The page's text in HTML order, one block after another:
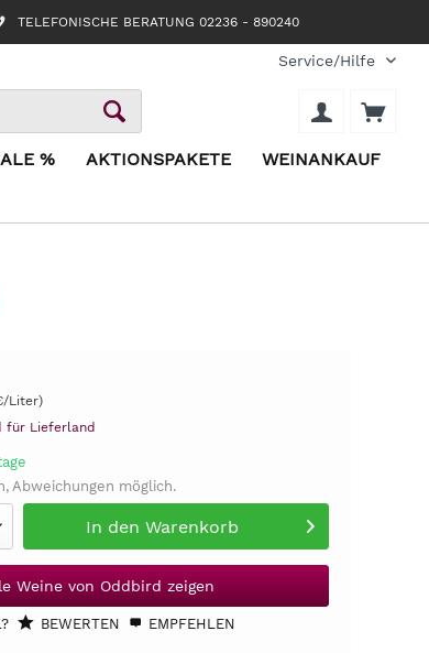
TELEFONISCHE BERATUNG 02236 - 890240
Service/Hilfe
% AKTIONSPAKETE WEINANKAUF
Liter)
für Lieferland
Abweichungen möglich.
In den Warenkorb
Weine von Oddbird zeigen
BEWERTEN EMPFEHLEN